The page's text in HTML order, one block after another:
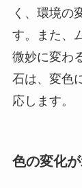
く、環境の
す。また、
微妙に変わ
石は、変色
応します。
色の変化